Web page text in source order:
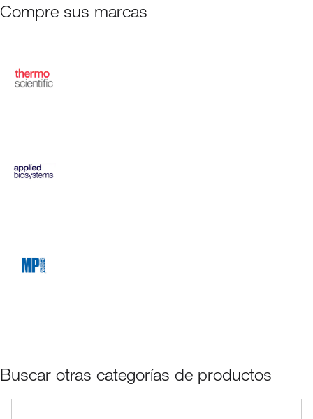
Compre sus marcas
Buscar otras categorías de productos